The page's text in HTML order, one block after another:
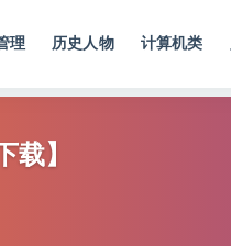
理 历史人物 计算机类
载】